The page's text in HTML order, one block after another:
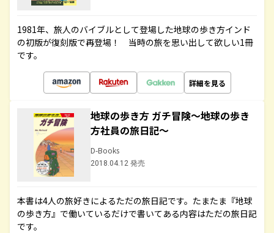
1981年、旅人のバイブルとして登場した地球の歩き方インド
の初版が復刻版で再登場！ 当時の旅を思い出して欲しい1冊
です。
詳細を見る
地球の歩き方 ガチ冒険～地球の歩き
方社員の旅日記～
D-Books
2018.04.12 発売
本書は4人の旅好きによるただの旅日記です。たまたま『地球
の歩き方』で働いているだけで書いてある内容はただの旅日記
です。